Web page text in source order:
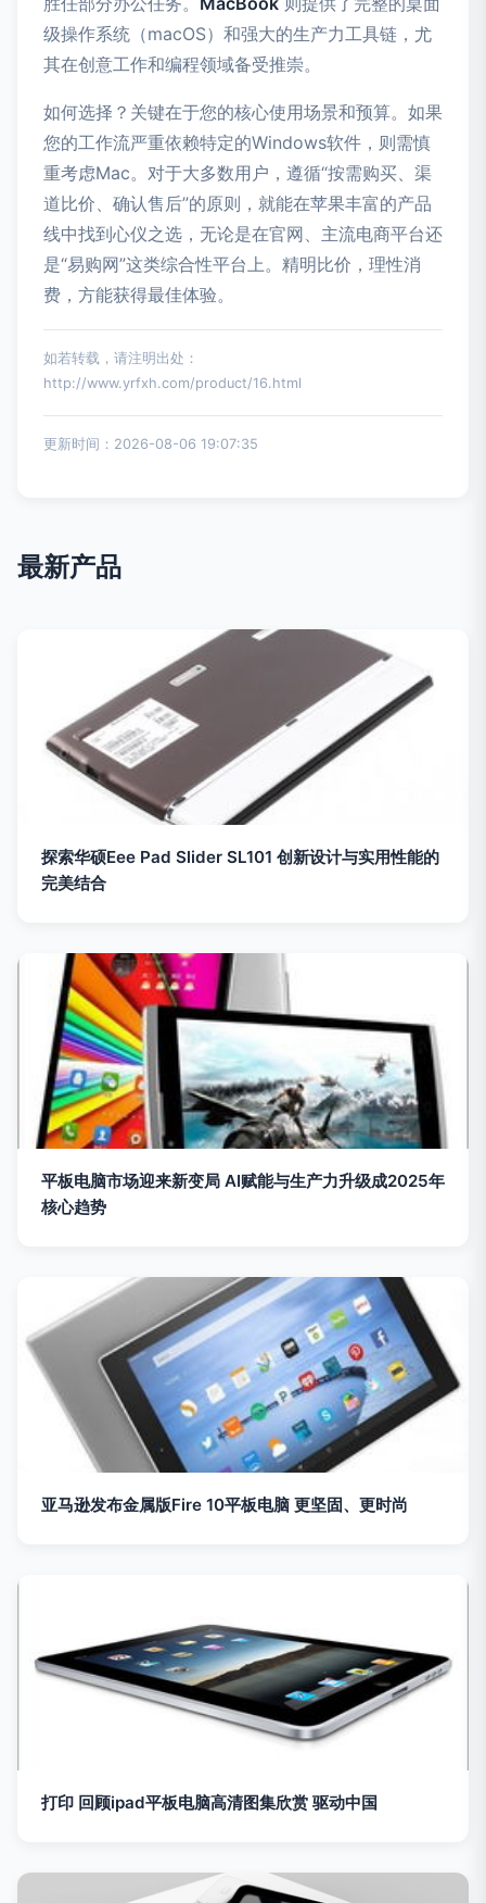
级操作系统（macOS）和强大的生产力工具链，尤
其在创意工作和编程领域备受推崇。
如何选择？关键在于您的核心使用场景和预算。如果
您的工作流严重依赖特定的Windows软件，则需慎
重考虑Mac。对于大多数用户，遵循“按需购买、渠
道比价、确认售后”的原则，就能在苹果丰富的产品
线中找到心仪之选，无论是在官网、主流电商平台还
是“易购网”这类综合性平台上。精明比价，理性消
费，方能获得最佳体验。
如若转载，请注明出处：
http://www.yrfxh.com/product/16.html
更新时间：2026-08-06 19:07:35
最新产品
探索华硕Eee Pad Slider SL101 创新设计与实用性能的
完美结合
平板电脑市场迎来新变局 AI赋能与生产力升级成2025年
核心趋势
亚马逊发布金属版Fire 10平板电脑 更坚固、更时尚
打印 回顾ipad平板电脑高清图集欣赏 驱动中国